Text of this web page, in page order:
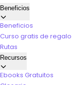
Beneficios
Beneficios
Curso gratis de regalo
Rutas
Recursos
Ebooks Gratuitos